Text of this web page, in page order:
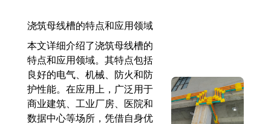
浇筑母线槽的特点和应用领域
本文详细介绍了浇筑母线槽的
特点和应用领域。其特点包括
良好的电气、机械、防火和防
护性能。在应用上，广泛用于
商业建筑、工业厂房、医院和
数据中心等场所，凭借自身优